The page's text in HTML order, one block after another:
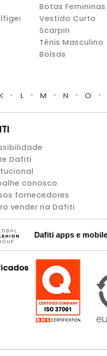
Botas Femininas
Vestido Curto
Scarpin
Tênis Masculino
Bolsas
• L • M • N • O •
Dafiti
conosco
fornecedores
vender na Dafiti
Dafiti apps e